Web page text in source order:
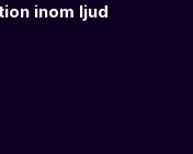
inom ljud